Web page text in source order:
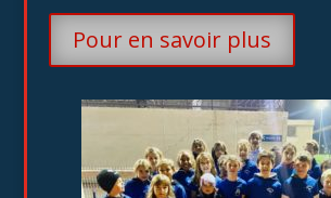
Pour en savoir plus